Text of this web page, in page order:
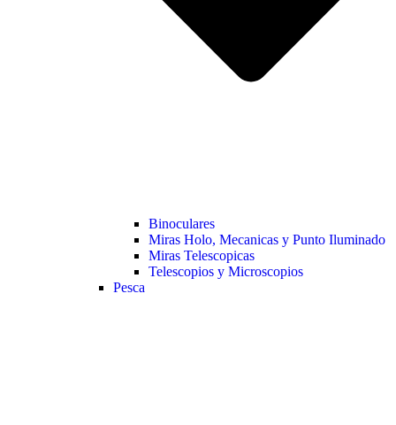
Binoculares
Miras Holo, Mecanicas y Punto Iluminado
Miras Telescopicas
Telescopios y Microscopios
Pesca